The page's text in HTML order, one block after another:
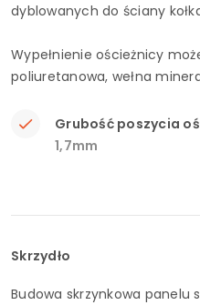
dyblowanych do ściany
Wypełnienie ościeżnicy
poliuretanowa, wełna
Grubość poszycia
1,7mm
Skrzydło
Budowa skrzynkowa panelu